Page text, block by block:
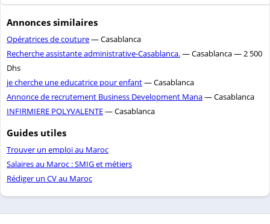
Annonces similaires
Opératrices de couture— Casablanca
Recherche assistante administrative-Casablanca.— Casablanca — 2 500
Dhs
je cherche une educatrice pour enfant— Casablanca
Annonce de recrutement Business Development Mana— Casablanca
INFIRMIERE POLYVALENTE— Casablanca
Guides utiles
Trouver un emploi au Maroc
Salaires au Maroc : SMIG et métiers
Rédiger un CV au Maroc